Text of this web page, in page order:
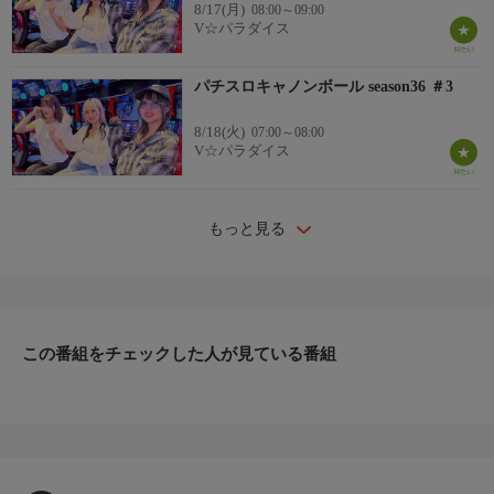
8/17(月) 08:00～09:00
V☆パラダイス
パチスロキャノンボール season36 ＃3
8/18(火) 07:00～08:00
V☆パラダイス
もっと見る
この番組をチェックした人が見ている番組